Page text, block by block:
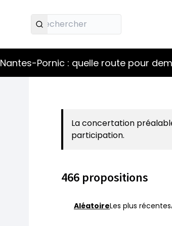
Nantes-Pornic : quelle route pour
La concertation
participation.
466 propositions
AléatoireLes plus récentes